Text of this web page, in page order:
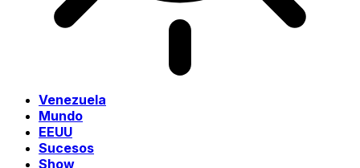
Venezuela
Mundo
EEUU
Sucesos
Show